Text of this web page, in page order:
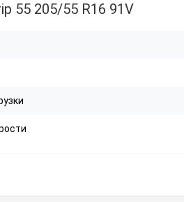
55 205/55 R16 91V